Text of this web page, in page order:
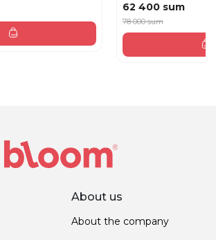
62 400 sum
78 000 sum
About us
About the company